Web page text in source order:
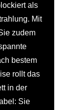
als
Mit
zudem
bestem
rollt das
in der
Sie